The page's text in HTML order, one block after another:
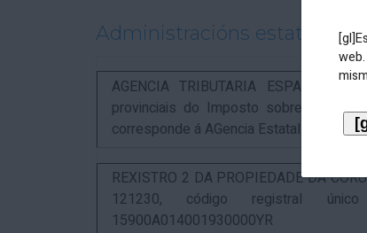
Administracións estatais
AGENCIA TRIBUTARIA
provinciais do Imposto sobre
corresponde á AGencia Estatal de
REXISTRO 2 DA PROPIEDADE DA
121230, código registral
15900A014001930000YR